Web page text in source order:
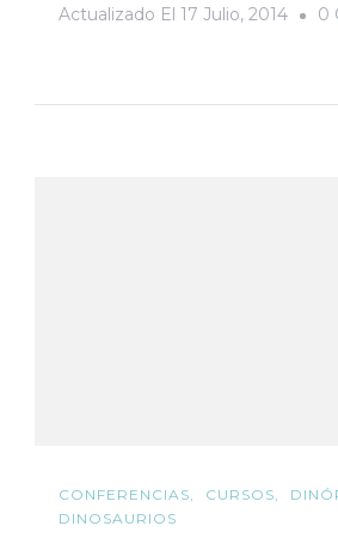
Actualizado El 17 Julio, 2014 0
CONFERENCIAS CURSOS
DINOSAURIOS